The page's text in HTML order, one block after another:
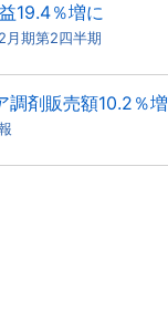
19.4％増に
月期第2四半期
調剤販売額10.2％増